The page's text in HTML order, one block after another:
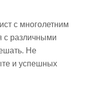
с многолетним
с различными
Не
и успешных